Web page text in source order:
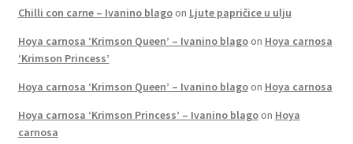
Chilli con carne – Ivanino blagoon Ljute papričice u ulju
Hoya carnosa ‘Krimson Queen’ – Ivanino blagoon Hoya carnosa
‘Krimson Princess’
Hoya carnosa ‘Krimson Queen’ – Ivanino blagoon Hoya carnosa
Hoya carnosa ‘Krimson Princess’ – Ivanino blagoon Hoya
carnosa